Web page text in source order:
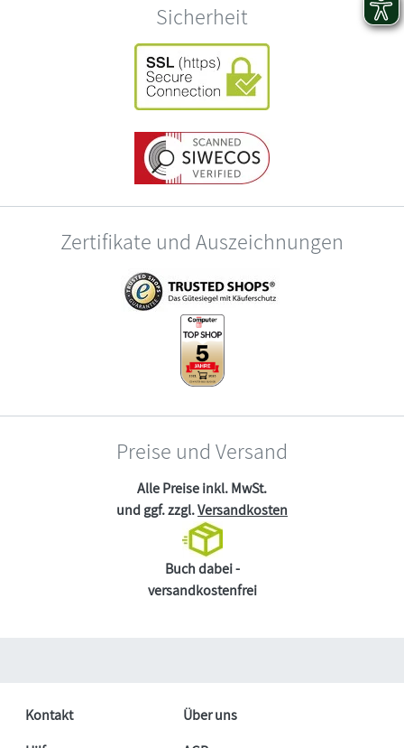
Sicherheit
Zertifikate und Auszeichnungen
Preise und Versand
Alle Preise inkl. MwSt.
und ggf. zzgl.Versandkosten
Buch dabei -
versandkostenfrei
Kontakt
Über uns